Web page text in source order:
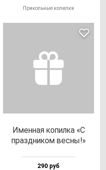
Прикольные копилки
Имен­ная ко­пил­ка «С
праз­дни­ком вес­ны!»
290 руб